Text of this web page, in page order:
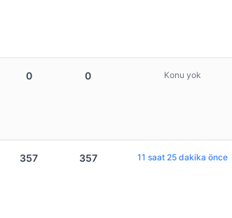
0 0 Konu yok
357 357 11 saat 25 dakika önce